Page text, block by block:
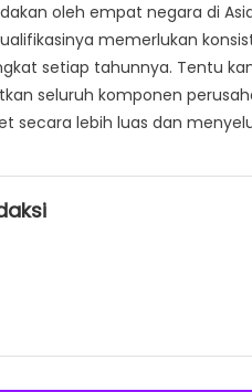
oleh empat negara di
memerlukan
setiap tahunnya. Tentu
seluruh komponen
secara lebih luas dan